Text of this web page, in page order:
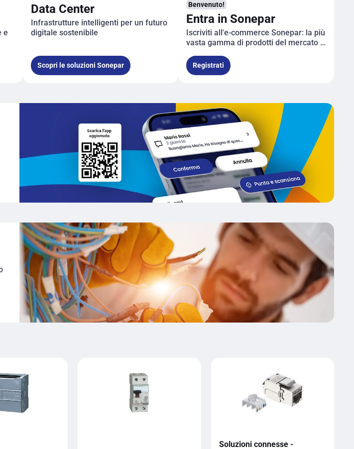
e
Data Center
Infrastrutture intelligenti per un futuro
digitale sostenibile
Scopri le soluzioni Sonepar
Benvenuto!
Entra in Sonepar
Iscriviti all'e-commerce Sonepar: la più
vasta gamma di prodotti del mercato e
accesso a offerte esclusive.
Registrati
Soluzioni connesse -